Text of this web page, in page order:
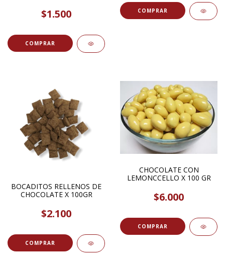
$1.500
COMPRAR
BOCADITOS RELLENOS DE
CHOCOLATE X 100GR
$2.100
COMPRAR
CHOCOLATE CON
LEMONCCELLO X 100 GR
$6.000